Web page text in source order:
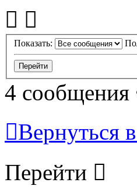
Показать:
4 сообщения
Вернуться
Перейти